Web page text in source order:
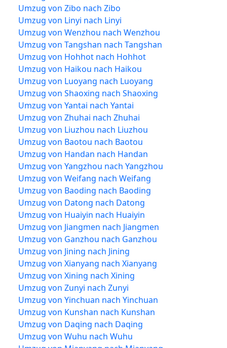
Umzug von Zibo nach Zibo
Umzug von Linyi nach Linyi
Umzug von Wenzhou nach Wenzhou
Umzug von Tangshan nach Tangshan
Umzug von Hohhot nach Hohhot
Umzug von Haikou nach Haikou
Umzug von Luoyang nach Luoyang
Umzug von Shaoxing nach Shaoxing
Umzug von Yantai nach Yantai
Umzug von Zhuhai nach Zhuhai
Umzug von Liuzhou nach Liuzhou
Umzug von Baotou nach Baotou
Umzug von Handan nach Handan
Umzug von Yangzhou nach Yangzhou
Umzug von Weifang nach Weifang
Umzug von Baoding nach Baoding
Umzug von Datong nach Datong
Umzug von Huaiyin nach Huaiyin
Umzug von Jiangmen nach Jiangmen
Umzug von Ganzhou nach Ganzhou
Umzug von Jining nach Jining
Umzug von Xianyang nach Xianyang
Umzug von Xining nach Xining
Umzug von Zunyi nach Zunyi
Umzug von Yinchuan nach Yinchuan
Umzug von Kunshan nach Kunshan
Umzug von Daqing nach Daqing
Umzug von Wuhu nach Wuhu